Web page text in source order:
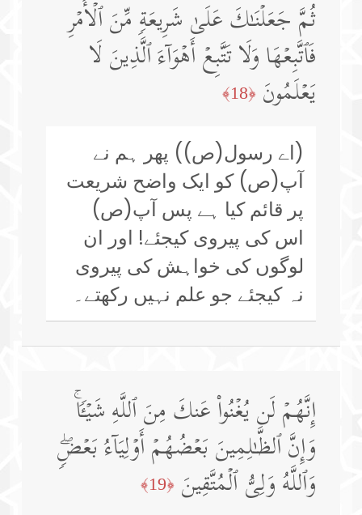
ثُمَّ جَعَلۡنَـٰكَ عَلَىٰ شَرِیعَةࣲ مِّنَ ٱلۡأَمۡرِ
فَٱتَّبِعۡهَا وَلَا تَتَّبِعۡ أَهۡوَاۤءَ ٱلَّذِینَ لَا
یَعۡلَمُونَ ﴿18﴾
(اے رسول(ص)) پھر ہم نے
آپ(ص) کو ایک واضح شریعت
پر قائم کیا ہے پس آپ(ص)
اس کی پیروی کیجئے! اور ان
لوگوں کی خواہش کی پیروی
نہ کیجئے جو علم نہیں رکھتے۔
إِنَّهُمۡ لَن یُغۡنُوا۟ عَنكَ مِنَ ٱللَّهِ شَیۡـࣰٔاۚ
وَإِنَّ ٱلظَّـٰلِمِینَ بَعۡضُهُمۡ أَوۡلِیَاۤءُ بَعۡضࣲۖ
وَٱللَّهُ وَلِیُّ ٱلۡمُتَّقِینَ ﴿19﴾